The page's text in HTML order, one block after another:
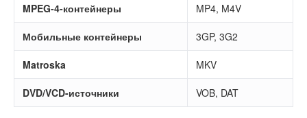
MPEG-4-контейнеры MP4, M4V
Мобильные контейнеры 3GP, 3G2
Matroska MKV
DVD/VCD-источники VOB, DAT